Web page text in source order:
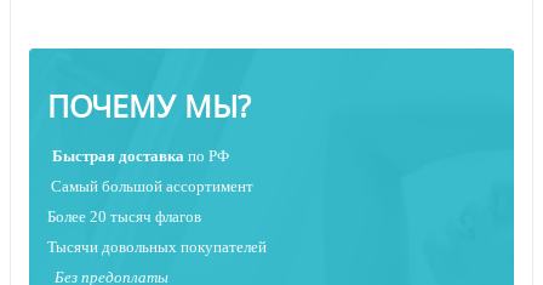
ПОЧЕМУ МЫ?
Быстрая доставка по РФ
Самый большой ассортимент
Более 20 тысяч флагов
Тысячи довольных покупателей
Без предоплаты